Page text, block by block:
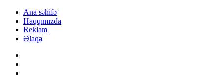
Ana səhifə
Haqqımızda
Reklam
Əlaqə